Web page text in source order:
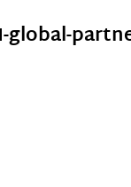
global-